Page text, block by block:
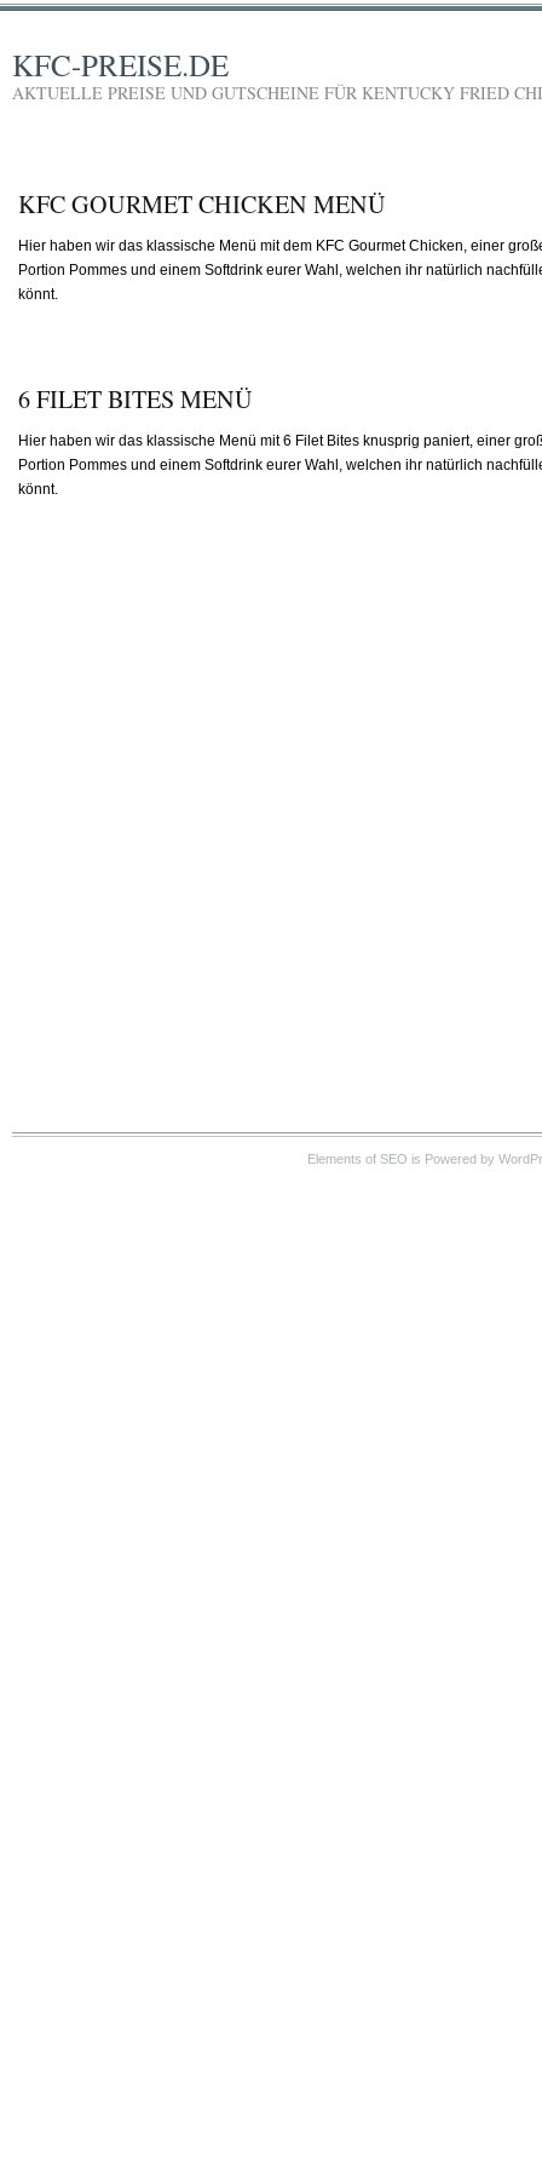
KFC-PREISE.DE
AKTUELLE PREISE UND GUTSCHEINE FÜR KENTUCKY FRIED
KFC GOURMET CHICKEN MENÜ
Hier haben wir das klassische Menü mit dem KFC Gourmet Chicken, einer
Portion Pommes und einem Softdrink eurer Wahl, welchen ihr natürlich
könnt.
6 FILET BITES MENÜ
Hier haben wir das klassische Menü mit 6 Filet Bites knusprig paniert, einer
Portion Pommes und einem Softdrink eurer Wahl, welchen ihr natürlich
könnt.
Elements of SEO is Powered by